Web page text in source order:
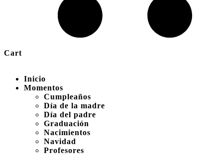
Cart
Inicio
Momentos
Cumpleaños
Día de la madre
Día del padre
Graduación
Nacimientos
Navidad
Profesores